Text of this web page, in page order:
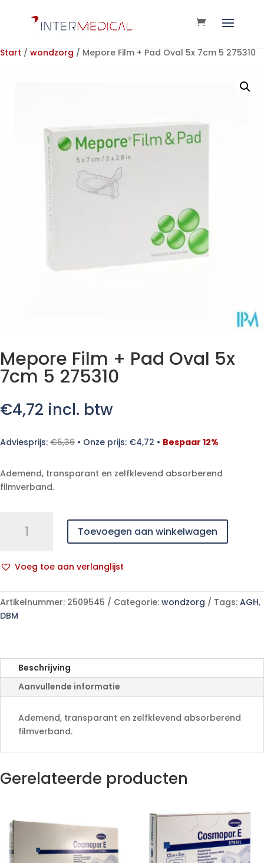
Start / wondzorg / Mepore Film + Pad Oval 5x 7cm 5 275310
Mepore Film + Pad Oval 5x
7cm 5 275310
€4,72 incl. btw
Adviesprijs: €5,36 • Onze prijs: €4,72 • Bespaar 12%
Ademend, transparant en zelfklevend absorberend
filmverband.
Oval
7cm
5
Toevoegen aan winkelwagen
Voeg toe aan verlanglijst
l
t
e
a
t
Artikelnummer: 2509545 Categorie: wondzorg Tags: AGH,
DBM
Beschrijving
Aanvullende informatie
Ademend, transparant en zelfklevend absorberend
filmverband.
Gerelateerde producten